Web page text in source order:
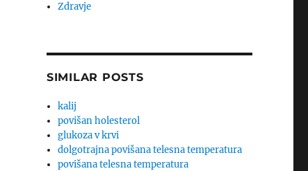
Zdravje
SIMILAR POSTS
kalij
povišan holesterol
glukoza v krvi
dolgotrajna povišana telesna temperatura
povišana telesna temperatura